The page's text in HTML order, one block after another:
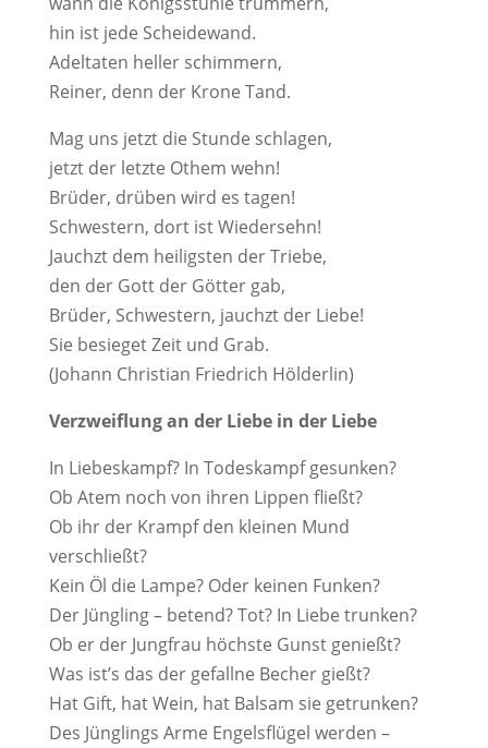
hin ist jede Scheidewand.
Adeltaten heller schimmern,
Reiner, denn der Krone Tand.
Mag uns jetzt die Stunde schlagen,
jetzt der letzte Othem wehn!
Brüder, drüben wird es tagen!
Schwestern, dort ist Wiedersehn!
Jauchzt dem heiligsten der Triebe,
den der Gott der Götter gab,
Brüder, Schwestern, jauchzt der Liebe!
Sie besieget Zeit und Grab.
(Johann Christian Friedrich Hölderlin)
Verzweiflung an der Liebe in der Liebe
In Liebeskampf? In Todeskampf gesunken?
Ob Atem noch von ihren Lippen fließt?
Ob ihr der Krampf den kleinen Mund
verschließt?
Kein Öl die Lampe? Oder keinen Funken?
Der Jüngling – betend? Tot? In Liebe trunken?
Ob er der Jungfrau höchste Gunst genießt?
Was ist’s das der gefallne Becher gießt?
Hat Gift, hat Wein, hat Balsam sie getrunken?
Des Jünglings Arme Engelsflügel werden –